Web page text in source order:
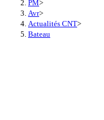
PM>
Avr>
Actualités CNT>
Bateau